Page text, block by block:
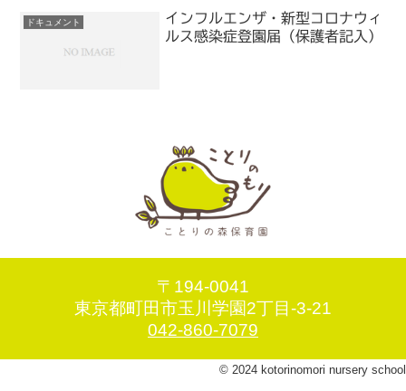
ドキュメント
インフルエンザ・新型コロナウィ
ルス感染症登園届（保護者記入）
〒194-0041
東京都町田市玉川学園2丁目-3-21
042-860-7079
© 2024 kotorinomori nursery school